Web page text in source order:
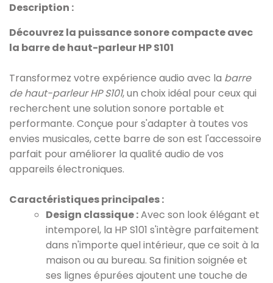
Description :
Découvrez la puissance sonore compacte avec
la barre de haut-parleur HP S101
Transformez votre expérience audio avec la barre
de haut-parleur HP S101, un choix idéal pour ceux qui
recherchent une solution sonore portable et
performante. Conçue pour s'adapter à toutes vos
envies musicales, cette barre de son est l'accessoire
parfait pour améliorer la qualité audio de vos
appareils électroniques.
Caractéristiques principales :
Design classique :Avec son look élégant et
intemporel, la HP S101 s'intègre parfaitement
dans n'importe quel intérieur, que ce soit à la
maison ou au bureau. Sa finition soignée et
ses lignes épurées ajoutent une touche de